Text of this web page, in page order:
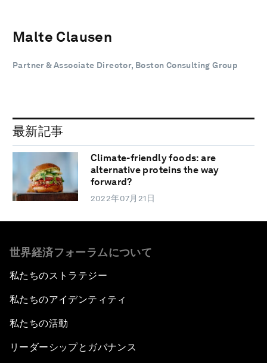
Malte Clausen
Partner & Associate Director, Boston Consulting Group
最新記事
Climate-friendly foods: are
alternative proteins the way
forward?
2022年07月21日
世界経済フォーラムについて
私たちのストラテジー
私たちのアイデンティティ
私たちの活動
リーダーシップとガバナンス